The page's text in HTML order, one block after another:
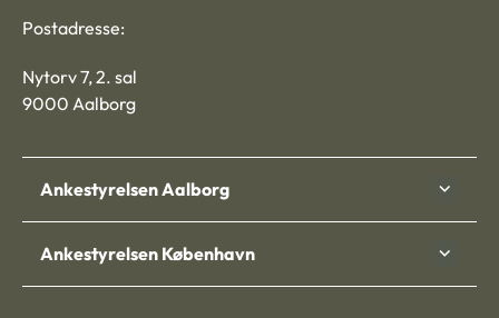
Postadresse:
Nytorv 7, 2. sal
9000 Aalborg
Ankestyrelsen Aalborg
Ankestyrelsen København